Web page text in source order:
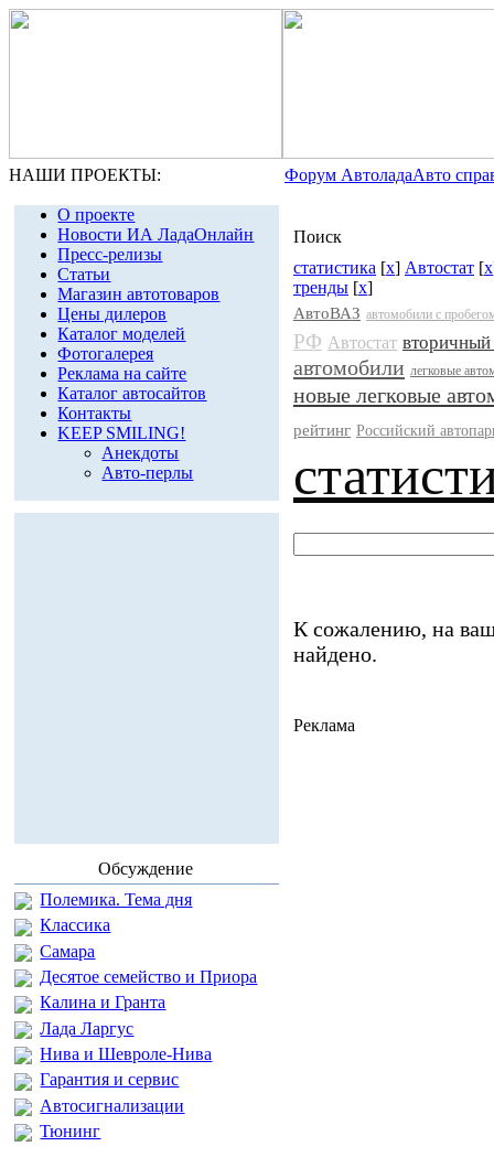
НАШИ ПРОЕКТЫ: Форум АвтоладаАвто
О проекте
Новости ИА ЛадаОнлайн
Пресс-релизы
Статьи
Магазин автотоваров
Цены дилеров
Каталог моделей
Фотогалерея
Реклама на сайте
Каталог автосайтов
Контакты
KEEP SMILING!
Анекдоты
Авто-перлы
Обсуждение
Полемика. Тема дня
Классика
Самара
Десятое семейство и Приора
Калина и Гранта
Лада Ларгус
Нива и Шевроле-Нива
Гарантия и сервис
Автосигнализации
Тюнинг
Поиск
статистика [x] Автостат [x
тренды [x]
АвтоВАЗ автомобили с
РФ Автостат
автомобили легковые
новые легковые
рейтинг Российский
К сожалению, на
найдено.
Реклама